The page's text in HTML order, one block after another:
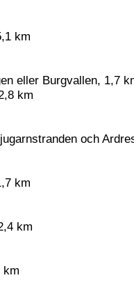
km
eller Burgvallen, 1,7
km
och
km
km
km